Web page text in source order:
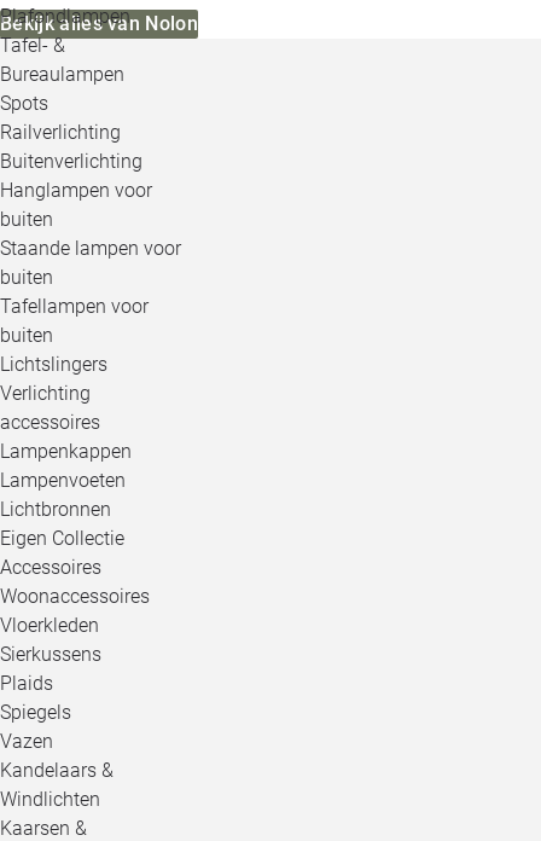
Plafondlampen
Tafel- &
Bureaulampen
Spots
Railverlichting
Buitenverlichting
Hanglampen voor
buiten
Staande lampen voor
buiten
Tafellampen voor
buiten
Lichtslingers
Verlichting
accessoires
Lampenkappen
Lampenvoeten
Lichtbronnen
Eigen Collectie
Accessoires
Woonaccessoires
Vloerkleden
Sierkussens
Plaids
Spiegels
Vazen
Kandelaars &
Windlichten
Kaarsen &
Bekijk alles van Nolon